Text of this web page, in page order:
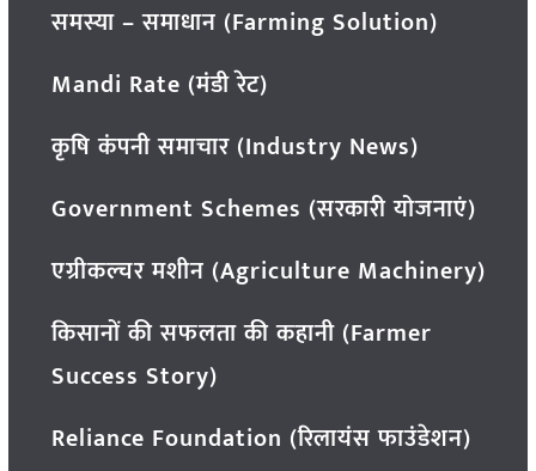
समस्या – समाधान (Farming Solution)
Mandi Rate (मंडी रेट)
कृषि कंपनी समाचार (Industry News)
Government Schemes (सरकारी योजनाएं)
एग्रीकल्चर मशीन (Agriculture Machinery)
किसानों की सफलता की कहानी (Farmer
Success Story)
Reliance Foundation (रिलायंस फाउंडेशन)